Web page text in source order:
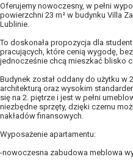
Oferujemy nowoczesny, w pełni
powierzchni 23 m² w budynku Villa
Lublinie.
To doskonała propozycja dla
pracujących, które cenią wygodę,
jednocześnie chcą mieszkać blisko
Budynek został oddany do użytku w
architekturą oraz wysokim
się na 2. piętrze i jest w pełni
niezbędne sprzęty, dzięki czemu
nakładów finansowych.
Wyposażenie apartamentu:
-nowoczesna zabudowa meblowa